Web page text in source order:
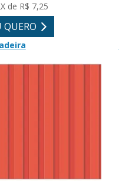
de R$ 7,25
QUERO